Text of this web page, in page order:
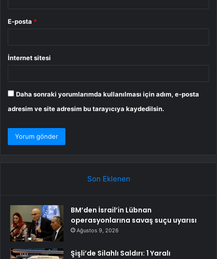
E-posta *
İnternet sitesi
Daha sonraki yorumlarımda kullanılması için adım, e-posta
adresim ve site adresim bu tarayıcıya kaydedilsin.
Son Eklenen
BM’den İsrail’in Lübnan
operasyonlarına savaş suçu uyarısı
Ağustos 9, 2026
Şişli’de Silahlı Saldırı: 1 Yaralı